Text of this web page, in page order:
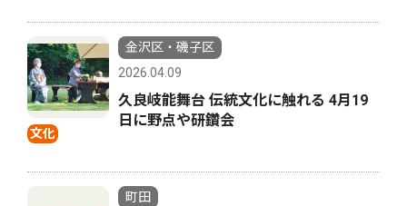
文化
金沢区・磯子区
2026.04.09
久良岐能舞台 伝統文化に触れる 4月19
日に野点や研鑽会
町田